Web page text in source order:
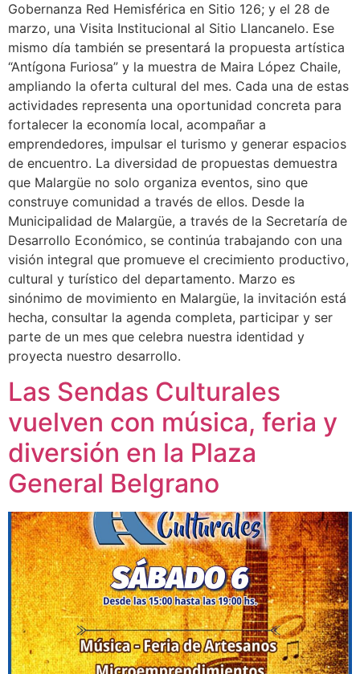
Gobernanza Red Hemisférica en Sitio 126; y el 28 de
marzo, una Visita Institucional al Sitio Llancanelo. Ese
mismo día también se presentará la propuesta artística
“Antígona Furiosa” y la muestra de Maira López Chaile,
ampliando la oferta cultural del mes. Cada una de estas
actividades representa una oportunidad concreta para
fortalecer la economía local, acompañar a
emprendedores, impulsar el turismo y generar espacios
de encuentro. La diversidad de propuestas demuestra
que Malargüe no solo organiza eventos, sino que
construye comunidad a través de ellos. Desde la
Municipalidad de Malargüe, a través de la Secretaría de
Desarrollo Económico, se continúa trabajando con una
visión integral que promueve el crecimiento productivo,
cultural y turístico del departamento. Marzo es
sinónimo de movimiento en Malargüe, la invitación está
hecha, consultar la agenda completa, participar y ser
parte de un mes que celebra nuestra identidad y
proyecta nuestro desarrollo.
Las Sendas Culturales
vuelven con música, feria y
diversión en la Plaza
General Belgrano